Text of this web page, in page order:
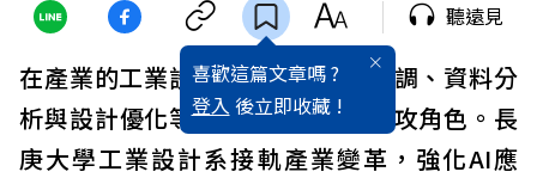
喜歡這篇文章嗎 ?
登入 後立即收藏 !
聽遠見
在產業的工業設計實務面，包括市調、資料分
析與設計優化等，AI已扮演重要助攻角色。長
庚大學工業設計系接軌產業變革，強化AI應